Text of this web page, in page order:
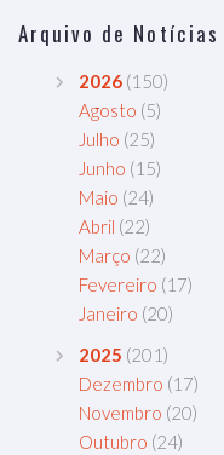
Arquivo de Notícias
2026 (150)
Agosto (5)
Julho (25)
Junho (15)
Maio (24)
Abril (22)
Março (22)
Fevereiro (17)
Janeiro (20)
2025 (201)
Dezembro (17)
Novembro (20)
Outubro (24)